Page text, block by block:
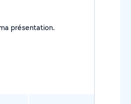
Je n'ai pas encore renseigné ma présentation.